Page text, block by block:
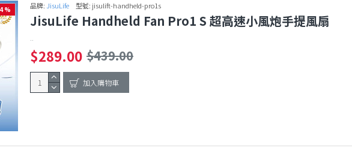
% 品牌: JisuLife 型號: jisulift-handheld-pro1s
JisuLife Handheld Fan Pro1 S 超高速小風炮手提風扇
..
$289.00 $439.00
加入購物車